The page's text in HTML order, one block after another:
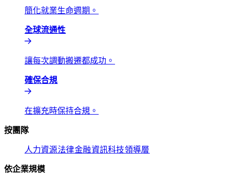
簡化就業生命週期。​​
全球流通性​​
讓每次調動搬遷都成功。​​
確保合規​​
在擴充時保持合規。​​
按團隊​​
人力資源​​法律​​金融​​資訊科技​​領導層​​
依企業規模​​